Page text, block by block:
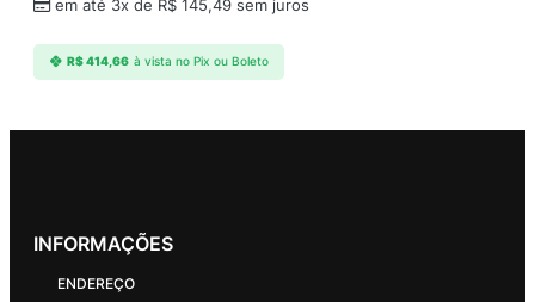
em até 3x de R$ 145,49 sem juros
R$414,66 à vista no Pix ou Boleto
INFORMAÇÕES
ENDEREÇO